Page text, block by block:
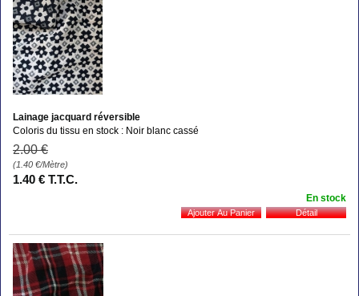
Lainage jacquard réversible
Coloris du tissu en stock : Noir blanc cassé
2.00 €
(1.40 €/Mètre)
1.40 € T.T.C.
En stock